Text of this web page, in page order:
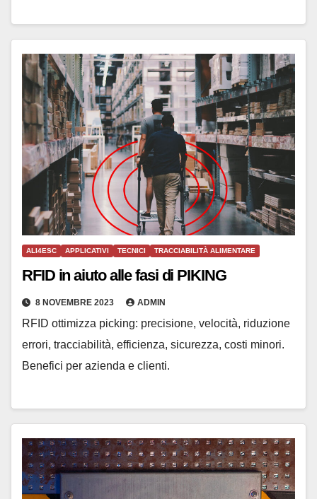
ALI4ESC APPLICATIVI TECNICI TRACCIABILITÀ ALIMENTARE
RFID in aiuto alle fasi di PIKING
8 NOVEMBRE 2023 ADMIN
RFID ottimizza picking: precisione, velocità, riduzione
errori, tracciabilità, efficienza, sicurezza, costi minori.
Benefici per azienda e clienti.